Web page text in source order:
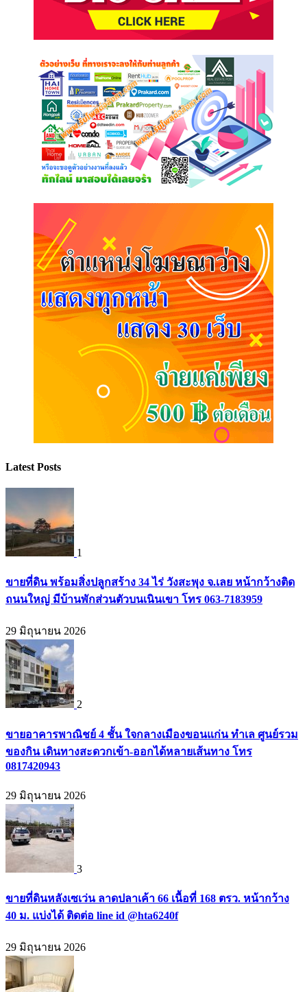
Latest Posts
1
ขายที่ดิน พร้อมสิ่งปลูกสร้าง 34 ไร่ วังสะพุง จ.เลย หน้ากว้างติด
ถนนใหญ่ มีบ้านพักส่วนตัวบนเนินเขา โทร 063-7183959
29 มิถุนายน 2026
2
ขายอาคารพาณิชย์ 4 ชั้น ใจกลางเมืองขอนแก่น ทำเล ศูนย์รวม
ของกิน เดินทางสะดวกเข้า-ออกได้หลายเส้นทาง โทร
0817420943
29 มิถุนายน 2026
3
ขายที่ดินหลังเซเว่น ลาดปลาเค้า 66 เนื้อที่ 168 ตรว. หน้ากว้าง
40 ม. แบ่งได้ ติดต่อ line id @hta6240f
29 มิถุนายน 2026